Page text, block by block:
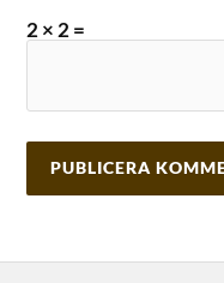
2 × 2 =